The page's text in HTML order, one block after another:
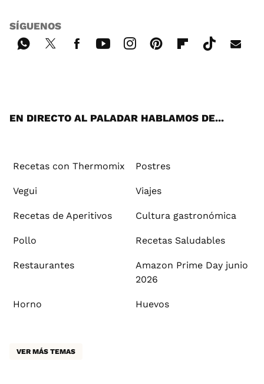
SÍGUENOS
EN DIRECTO AL PALADAR HABLAMOS DE...
Recetas con Thermomix Postres
Vegui Viajes
Recetas de Aperitivos Cultura gastronómica
Pollo Recetas Saludables
Restaurantes
Amazon Prime Day junio
2026
Horno Huevos
VER MÁS TEMAS